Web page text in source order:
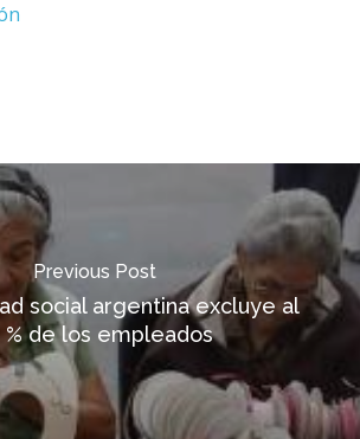
Previous Post
social argentina excluye al
% de los empleados